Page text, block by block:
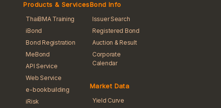
Products & Services
ThaiBMA Training
iBond
Bond Registration
MeBond
API Service
Web Service
e-bookbuilding
iRisk
Bond Info
Issuer Search
Registered Bond
Auction & Result
Corporate
Calendar
Market Data
Yield Curve